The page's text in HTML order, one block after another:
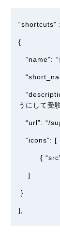
“shortcuts”
{
“name”: “
うにして受
“url”: “/
“icons”: [
{ “src”:
]
}
],